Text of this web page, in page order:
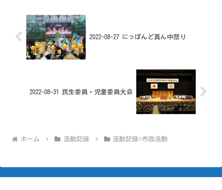
2022-08-27 にっぽんど真ん中祭り
2022-08-31 民生委員・児童委員大会
ホーム 活動記録 活動記録>市政活動